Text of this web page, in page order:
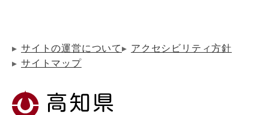
サイトの運営について
アクセシビリティ方針
サイトマップ